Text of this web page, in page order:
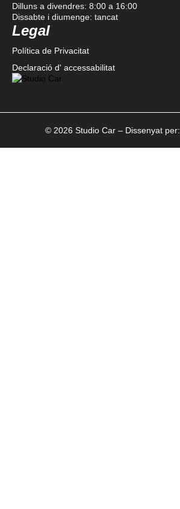
Dilluns a divendres: 8:00 a 16:00
Dissabte i diumenge: tancat
Legal
Política de Privacitat
Declaració d' accessabilitat
© 2026 Studio Car – Dissenyat per: